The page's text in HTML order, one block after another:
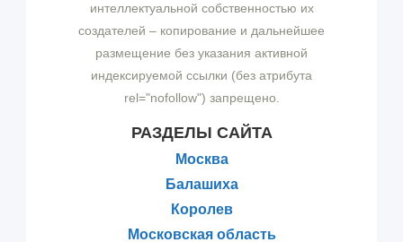
интеллектуальной собственностью их
создателей – копирование и дальнейшее
размещение без указания активной
индексируемой ссылки (без атрибута
rel="nofollow") запрещено.
РАЗДЕЛЫ САЙТА
Москва
Балашиха
Королев
Московская область